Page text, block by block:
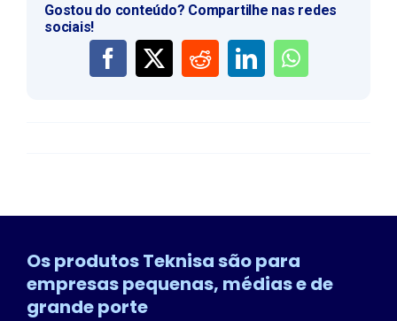
Gostou do conteúdo? Compartilhe nas redes
sociais!
Os produtos Teknisa são para
empresas pequenas, médias e de
grande porte